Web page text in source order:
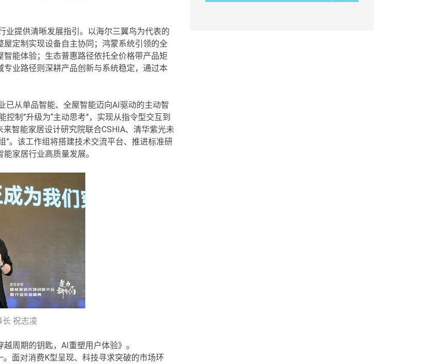
业提供清晰发展指引。以海尔三翼鸟为代表的
定制实现设备自主协同；鸿蒙系统引领的全
能体验；生态普惠路径依托全价格带产品矩
业路径则深耕产品创新与系统稳定，通过本
已从单品智能、全屋智能迈向AI驱动的主动智
制”升级为“主动思考”，实现从指令型交互到
智能家居设计研究院联合CSHIA、清华紫光未
”。该工作组将搭建技术交流平台、推进标准研
家居行业高质量发展。
祝志凌
周期的钥匙，AI重塑用户体验》。
面对消费K型呈现、科技寻求突破的市场环